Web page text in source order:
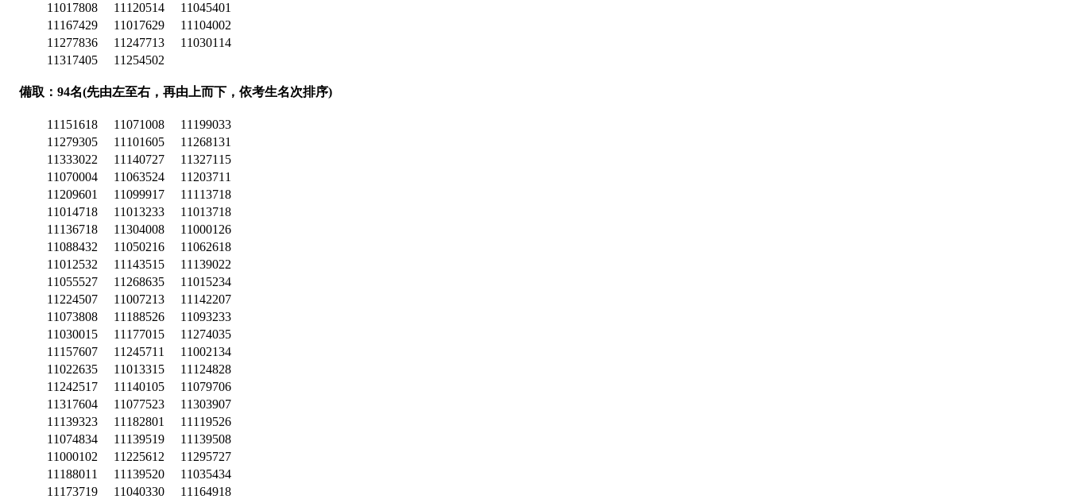
11017808
11120514
11045401
11167429
11017629
11104002
11277836
11247713
11030114
11317405
11254502
備取：94名(先由左至右，再由上而下，依考生名次排序)
11151618 11071008
11199033
11279305
11101605
11268131
11333022
11140727
11327115
11070004
11063524
11203711
11209601
11099917
11113718
11014718
11013233
11013718
11136718
11304008
11000126
11088432
11050216
11062618
11012532
11143515
11139022
11055527
11268635
11015234
11224507
11007213
11142207
11073808
11188526
11093233
11030015
11177015
11274035
11157607
11245711
11002134
11022635
11013315
11124828
11242517
11140105
11079706
11317604
11077523
11303907
11139323
11182801
11119526
11074834
11139519
11139508
11000102
11225612
11295727
11188011
11139520
11035434
11173719
11040330
11164918